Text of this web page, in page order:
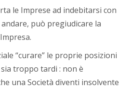
le Imprese ad indebitarsi con
può pregiudicare la
“curare” le proprie posizioni
troppo tardi : non è
una Società diventi insolvente